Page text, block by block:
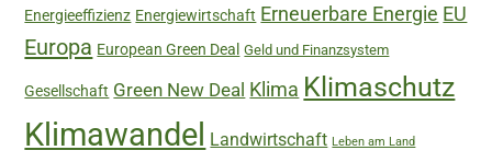
Energieeffizienz Energiewirtschaft Erneuerbare Energie EU
Europa European Green Deal Geld und Finanzsystem
Gesellschaft Green New Deal Klima Klimaschutz
Klimawandel Landwirtschaft Leben am Land